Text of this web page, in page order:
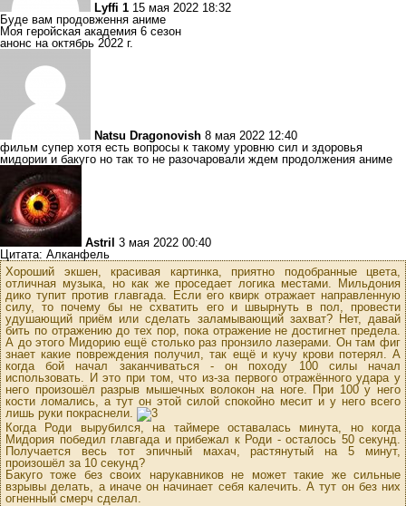
Lyffi 1 15 мая 2022 18:32
Буде вам продовження аниме
Моя геройская академия 6 сезон
анонс на октябрь 2022 г.
Natsu Dragonovish 8 мая 2022 12:40
фильм супер хотя есть вопросы к такому уровню сил и здоровья
мидории и бакуго но так то не разочаровали ждем продолжения аниме
Astril 3 мая 2022 00:40
Цитата: Алканфель
Хороший экшен, красивая картинка, приятно подобранные цвета,
отличная музыка, но как же проседает логика местами. Мильдония
дико тупит против главгада. Если его квирк отражает направленную
силу, то почему бы не схватить его и швырнуть в пол, провести
удушающий приём или сделать заламывающий захват? Нет, давай
бить по отражению до тех пор, пока отражение не достигнет предела.
А до этого Мидорию ещё столько раз пронзило лазерами. Он там фиг
знает какие повреждения получил, так ещё и кучу крови потерял. А
когда бой начал заканчиваться - он походу 100 силы начал
использовать. И это при том, что из-за первого отражённого удара у
него произошёл разрыв мышечных волокон на ноге. При 100 у него
кости ломались, а тут он этой силой спокойно месит и у него всего
лишь руки покраснели.
Когда Роди вырубился, на таймере оставалась минута, но когда
Мидория победил главгада и прибежал к Роди - осталось 50 секунд.
Получается весь тот эпичный махач, растянутый на 5 минут,
произошёл за 10 секунд?
Бакуго тоже без своих нарукавников не может такие же сильные
взрывы делать, а иначе он начинает себя калечить. А тут он без них
огненный смерч сделал.